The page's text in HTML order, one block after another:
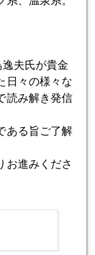
明けに反騰す
厳しい一石
逸夫氏が貴金
日々の様々な
読み解き発信
ある旨ご了解
お進みくださ